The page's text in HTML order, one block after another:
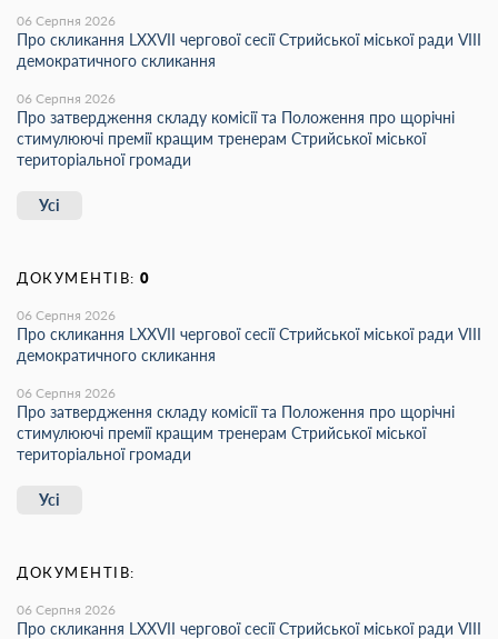
06 Серпня 2026
Про скликання LХХVІІ чергової сесії Стрийської міської ради VIII
демократичного скликання
06 Серпня 2026
Про затвердження складу комісії та Положення про щорічні
стимулюючі премії кращим тренерам Стрийської міської
територіальної громади
Усі
ДОКУМЕНТІВ: 0
06 Серпня 2026
Про скликання LХХVІІ чергової сесії Стрийської міської ради VIII
демократичного скликання
06 Серпня 2026
Про затвердження складу комісії та Положення про щорічні
стимулюючі премії кращим тренерам Стрийської міської
територіальної громади
Усі
ДОКУМЕНТІВ:
06 Серпня 2026
Про скликання LХХVІІ чергової сесії Стрийської міської ради VIII